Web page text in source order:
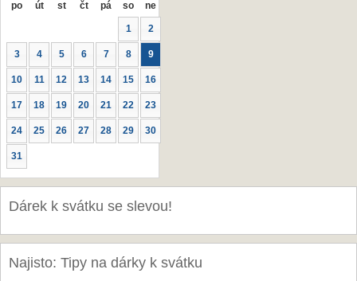
po út st čt pá so ne
1 2
3 4 5 6 7 8 9
10 11 12 13 14 15 16
17 18 19 20 21 22 23
24 25 26 27 28 29 30
31
Dárek k svátku se slevou!
Najisto: Tipy na dárky k svátku